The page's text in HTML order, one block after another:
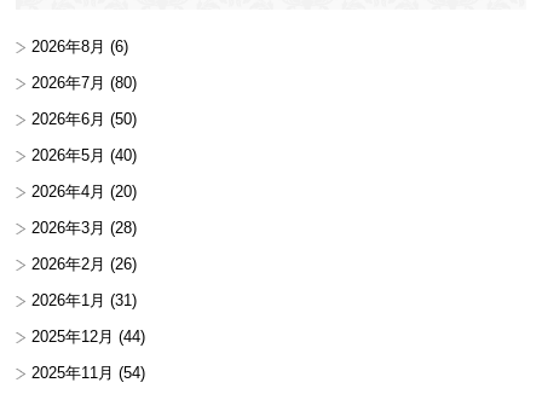
2026年8月 (6)
2026年7月 (80)
2026年6月 (50)
2026年5月 (40)
2026年4月 (20)
2026年3月 (28)
2026年2月 (26)
2026年1月 (31)
2025年12月 (44)
2025年11月 (54)